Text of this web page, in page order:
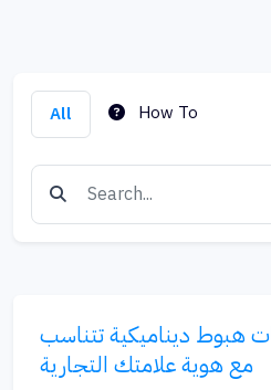
All How To
ديناميكية تتناسب
مع هوية علامتك التجارية